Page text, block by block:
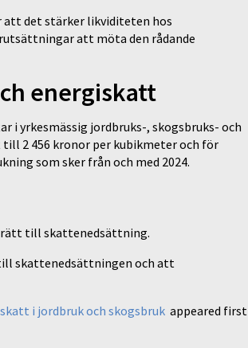
att det stärker likviditeten hos
att möta den rådande
energiskatt
i yrkesmässig jordbruks-, skogsbruks- och
2 456 kronor per kubikmeter och för
som sker från och med 2024.
rätt till skattenedsättning.
skattenedsättningen och att
i jordbruk och skogsbruk appeared first